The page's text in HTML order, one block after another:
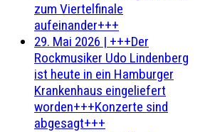
zum Viertelfinale
aufeinander+++
29. Mai 2026 | +++Der
Rockmusiker Udo Lindenberg
ist heute in ein Hamburger
Krankenhaus eingeliefert
worden+++Konzerte sind
abgesagt+++